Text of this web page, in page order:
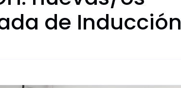
de Inducción